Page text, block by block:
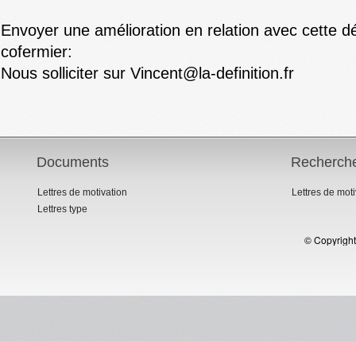
Envoyer une amélioration en relation avec cette
cofermier:
Nous solliciter sur Vincent@la-definition.fr
Documents
Lettres de motivation
Lettres type
Lettres de
©